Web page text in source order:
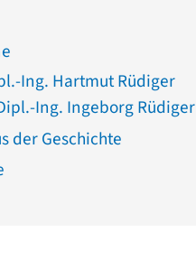
Ing. Hartmut Rüdiger
Ing. Ingeborg Rüdiger
der Geschichte